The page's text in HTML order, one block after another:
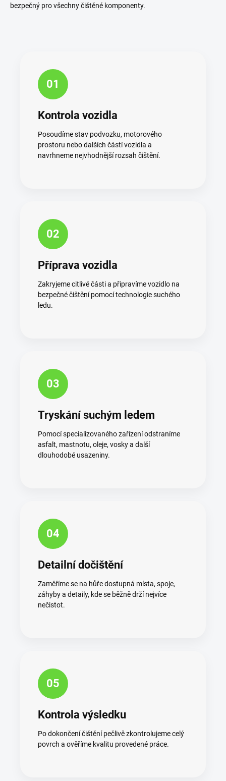
bezpečný pro všechny čištěné komponenty.
01
Kontrola vozidla
Posoudíme stav podvozku, motorového
prostoru nebo dalších částí vozidla a
navrhneme nejvhodnější rozsah čištění.
02
Příprava vozidla
Zakryjeme citlivé části a připravíme vozidlo na
bezpečné čištění pomocí technologie suchého
ledu.
03
Tryskání suchým ledem
Pomocí specializovaného zařízení odstraníme
asfalt, mastnotu, oleje, vosky a další
dlouhodobé usazeniny.
04
Detailní dočištění
Zaměříme se na hůře dostupná místa, spoje,
záhyby a detaily, kde se běžně drží nejvíce
nečistot.
05
Kontrola výsledku
Po dokončení čištění pečlivě zkontrolujeme celý
povrch a ověříme kvalitu provedené práce.